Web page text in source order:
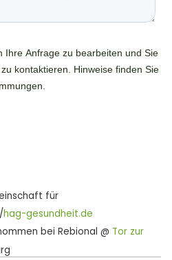
für
hag-gesundheit.de
bei Rebional @ Tor zur